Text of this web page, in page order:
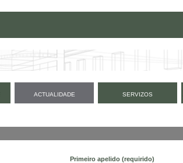
ACTUALIDADE SERVIZOS
Primeiro apelido (requirido)